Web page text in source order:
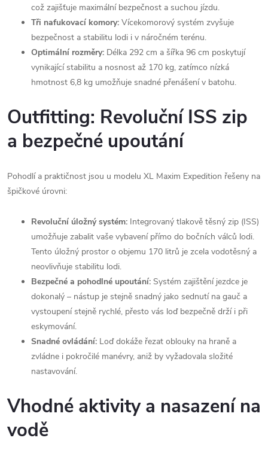
což zajišťuje maximální bezpečnost a suchou jízdu.
Tři nafukovací komory: Vícekomorový systém zvyšuje
bezpečnost a stabilitu lodi i v náročném terénu.
Optimální rozměry: Délka 292 cm a šířka 96 cm poskytují
vynikající stabilitu a nosnost až 170 kg, zatímco nízká
hmotnost 6,8 kg umožňuje snadné přenášení v batohu.
Outfitting: Revoluční ISS zip
a bezpečné upoutání
Pohodlí a praktičnost jsou u modelu XL Maxim Expedition řešeny na
špičkové úrovni:
Revoluční úložný systém: Integrovaný tlakově těsný zip (ISS)
umožňuje zabalit vaše vybavení přímo do bočních válců lodi.
Tento úložný prostor o objemu 170 litrů je zcela vodotěsný a
neovlivňuje stabilitu lodi.
Bezpečné a pohodlné upoutání: Systém zajištění jezdce je
dokonalý – nástup je stejně snadný jako sednutí na gauč a
vystoupení stejně rychlé, přesto vás loď bezpečně drží i při
eskymování.
Snadné ovládání: Loď dokáže řezat oblouky na hraně a
zvládne i pokročilé manévry, aniž by vyžadovala složité
nastavování.
Vhodné aktivity a nasazení na
vodě